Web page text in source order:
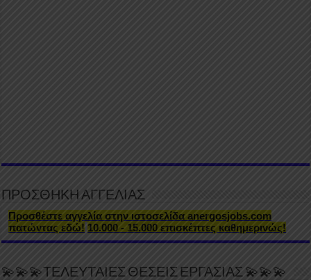
ΠΡΟΣΘΗΚΗ ΑΓΓΕΛΙΑΣ
Προσθέστε αγγελία στην ιστοσελίδα anergosjobs.com
πατώντας εδώ! 10.000 - 15.000 επισκέπτες καθημερινώς!
💫💫💫ΤΕΛΕΥΤΑΙΕΣ ΘΕΣΕΙΣ ΕΡΓΑΣΙΑΣ 💫💫💫